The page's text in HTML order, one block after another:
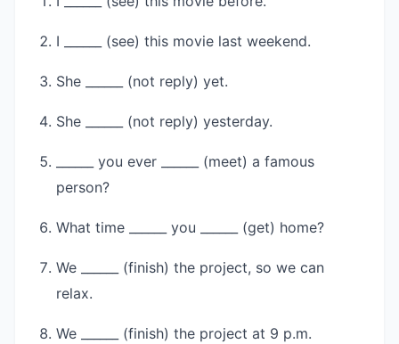
I ______ (see) this movie last weekend.
She ______ (not reply) yet.
She ______ (not reply) yesterday.
______ you ever ______ (meet) a famous
person?
What time ______ you ______ (get) home?
We ______ (finish) the project, so we can
relax.
We ______ (finish) the project at 9 p.m.